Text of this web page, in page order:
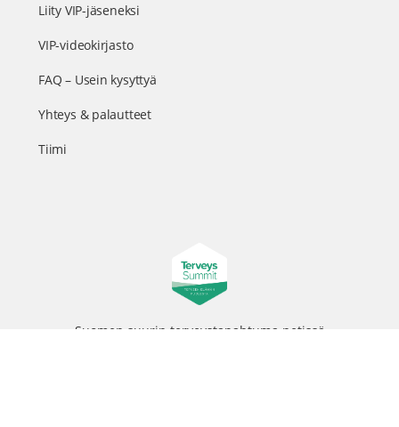
Liity VIP-jäseneksi
VIP-videokirjasto
FAQ – Usein kysyttyä
Yhteys & palautteet
Tiimi
Suomen suurin terveystapahtuma netissä